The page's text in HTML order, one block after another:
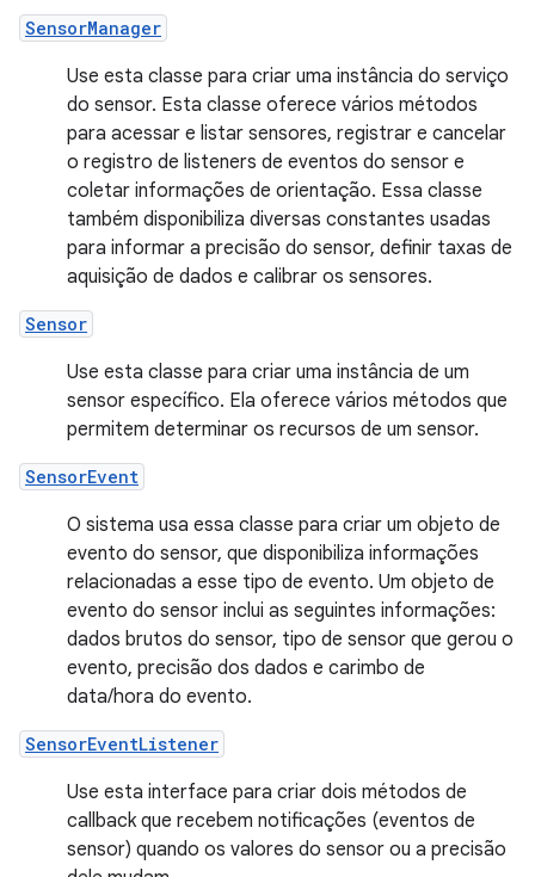
SensorManager
Use esta classe para criar uma instância do serviço
do sensor. Esta classe oferece vários métodos
para acessar e listar sensores, registrar e cancelar
o registro de listeners de eventos do sensor e
coletar informações de orientação. Essa classe
também disponibiliza diversas constantes usadas
para informar a precisão do sensor, definir taxas de
aquisição de dados e calibrar os sensores.
Sensor
Use esta classe para criar uma instância de um
sensor específico. Ela oferece vários métodos que
permitem determinar os recursos de um sensor.
SensorEvent
O sistema usa essa classe para criar um objeto de
evento do sensor, que disponibiliza informações
relacionadas a esse tipo de evento. Um objeto de
evento do sensor inclui as seguintes informações:
dados brutos do sensor, tipo de sensor que gerou o
evento, precisão dos dados e carimbo de
data/hora do evento.
SensorEventListener
Use esta interface para criar dois métodos de
callback que recebem notificações (eventos de
sensor) quando os valores do sensor ou a precisão